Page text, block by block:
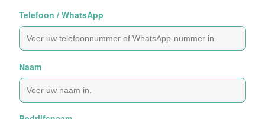
Telefoon / WhatsApp
Naam